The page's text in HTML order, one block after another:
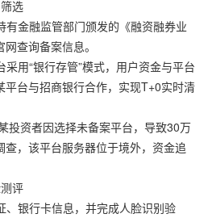
选
有金融监管部门颁发的《融资融券业
查询备案信息。
用“银行存管”模式，用户资金与平台
平台与招商银行合作，实现T+0实时清
投资者因选择未备案平台，导致30万
，该平台服务器位于境外，资金追
评
、银行卡信息，并完成人脸识别验